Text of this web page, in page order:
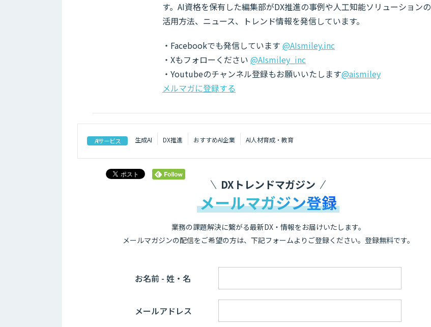
す。AI資格を保有した編集部がDX推進の事例や人工知能ソリューションの
活用方法、ニュース、トレンド情報を発信しています。
・Facebookでも発信しています @AIsmiley.inc
・Xもフォローください @AIsmiley_inc
・Youtubeのチャンネル登録もお願いいたします@aismiley
メルマガに登録する
AIサービス 生成AI DX推進 おすすめAI企業 AI人材育成・教育
DXトレンドマガジン
メールマガジン登録
業務の課題解決に繋がる最新DX・情報をお届けいたします。
メールマガジンの配信をご希望の方は、下記フォームよりご登録ください。登録無料です。
お名前 - 姓・名
メールアドレス